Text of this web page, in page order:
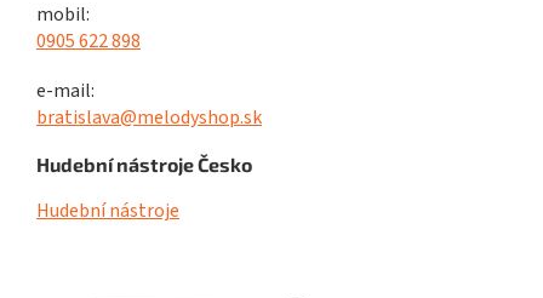
mobil:
0905 622 898
e-mail:
bratislava@melodyshop.sk
Hudební nástroje Česko
Hudební nástroje